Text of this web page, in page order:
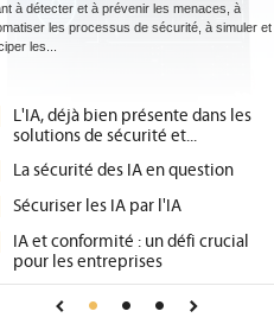
à détecter et à prévenir les menaces, à
les processus de sécurité, à simuler et
les...
L'IA, déjà bien présente dans les
solutions de sécurité et...
La sécurité des IA en question
Sécuriser les IA par l'IA
IA et conformité : un défi crucial
pour les entreprises
Une IA de confiance pour une IA
plus sûre ?